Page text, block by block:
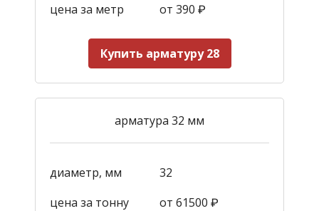
цена за метр
от 390 ₽
Купить арматуру 28
арматура 32 мм
диаметр, мм
32
цена за тонну
от 61500 ₽